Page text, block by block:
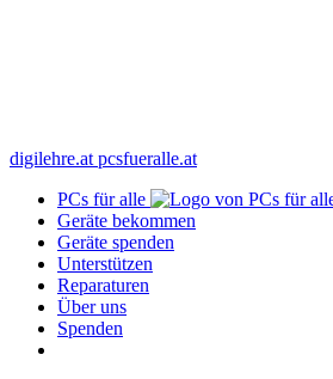
digilehre.at pcsfueralle.at
PCs für alle
Geräte bekommen
Geräte spenden
Unterstützen
Reparaturen
Über uns
Spenden